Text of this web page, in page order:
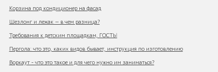
Корзина под кондиционер на фасад
Шезлонг и лежак — в чем разница?
Требования к детским площадкам, ГОСТЫ
Пергола: что это, каких видов бывает, инструкция по изготовлению
Воркаут - что это такое и для чего нужно им заниматься?